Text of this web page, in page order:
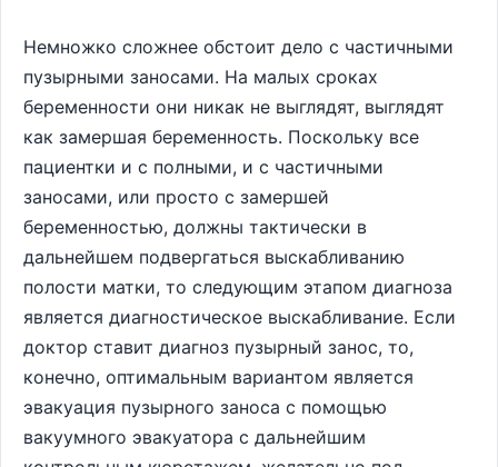
Немножко сложнее обстоит дело с частичными
пузырными заносами. На малых сроках
беременности они никак не выглядят, выглядят
как замершая беременность. Поскольку все
пациентки и с полными, и с частичными
заносами, или просто с замершей
беременностью, должны тактически в
дальнейшем подвергаться выскабливанию
полости матки, то следующим этапом диагноза
является диагностическое выскабливание. Если
доктор ставит диагноз пузырный занос, то,
конечно, оптимальным вариантом является
эвакуация пузырного заноса с помощью
вакуумного эвакуатора с дальнейшим